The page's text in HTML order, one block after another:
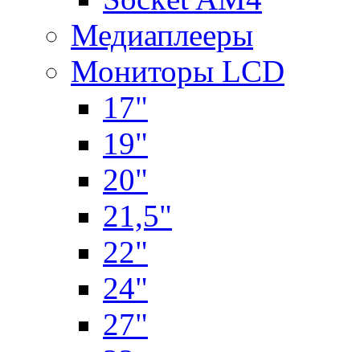
Медиаплееры
Мониторы LCD
17"
19"
20"
21,5"
22"
24"
27"